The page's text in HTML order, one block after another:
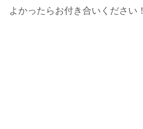
よかったらお付き合いください！